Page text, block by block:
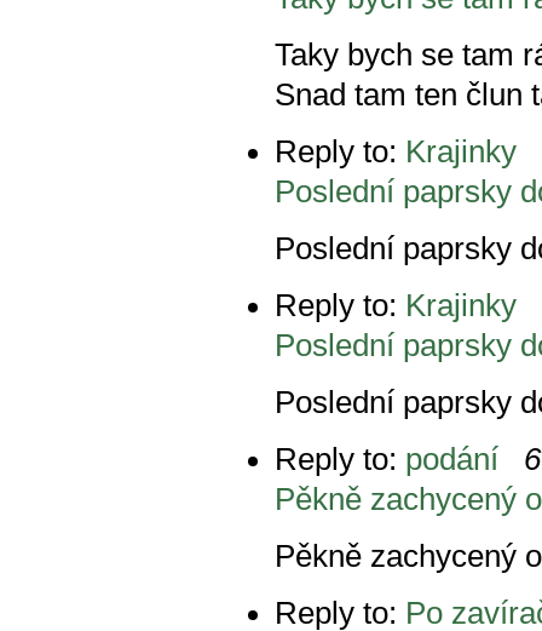
Taky bych se tam
Snad tam ten člun
Reply to: Krajinky
Poslední paprsky
Poslední paprsky
Reply to: Krajinky
Poslední paprsky
Poslední paprsky
Reply to: podání
Pěkně zachycený
Pěkně zachycený
Reply to: Po